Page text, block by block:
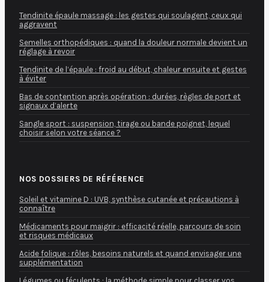
Tendinite épaule massage : les gestes qui soulagent, ceux qui
aggravent
Semelles orthopédiques : quand la douleur normale devient un
réglage à revoir
Tendinite de l’épaule : froid au début, chaleur ensuite et gestes
à éviter
Bas de contention après opération : durées, règles de port et
signaux d’alerte
Sangle sport : suspension, tirage ou bande poignet, lequel
choisir selon votre séance ?
NOS DOSSIERS DE RÉFÉRENCE
Soleil et vitamine D : UVB, synthèse cutanée et précautions à
connaître
Médicaments pour maigrir : efficacité réelle, parcours de soin
et risques médicaux
Acide folique : rôles, besoins naturels et quand envisager une
supplémentation